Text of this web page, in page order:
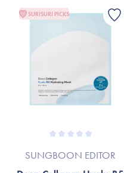
SURISURI PICKS
SUNGBOON EDITOR